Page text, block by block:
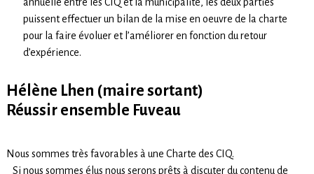
annuelle entre les CIQ et la municipalité, les deux parties
puissent effectuer un bilan de la mise en oeuvre de la charte
pour la faire évoluer et l’améliorer en fonction du retour
d’expérience.
Hélène Lhen (maire sortant)
Réussir ensemble Fuveau
Nous sommes très favorables à une Charte des CIQ.
Si nous sommes élus nous serons prêts à discuter du contenu de